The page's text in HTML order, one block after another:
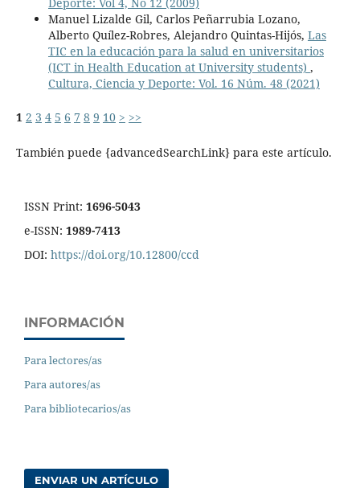
Deporte: Vol 4, No 12 (2009)
Manuel Lizalde Gil, Carlos Peñarrubia Lozano,
Alberto Quílez-Robres, Alejandro Quintas-Hijós, Las
TIC en la educación para la salud en universitarios
(ICT in Health Education at University students) ,
Cultura, Ciencia y Deporte: Vol. 16 Núm. 48 (2021)
1 2 3 4 5 6 7 8 9 10 > >>
También puede {advancedSearchLink} para este artículo.
ISSN Print: 1696-5043
e-ISSN: 1989-7413
DOI: https://doi.org/10.12800/ccd
INFORMACIÓN
Para lectores/as
Para autores/as
Para bibliotecarios/as
ENVIAR UN ARTÍCULO